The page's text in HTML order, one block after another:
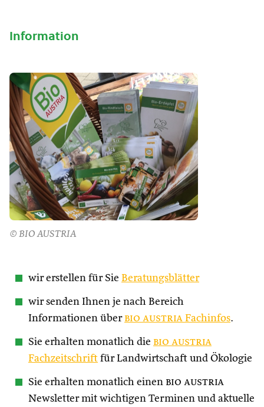
Information
© BIO AUSTRIA
wir erstellen für Sie Beratungsblätter
wir senden Ihnen je nach Bereich
Informationen über bio austria Fachinfos.
Sie erhalten monatlich die bio austria
Fachzeitschrift für Landwirtschaft und Ökologie
Sie erhalten monatlich einen bio austria
Newsletter mit wichtigen Terminen und aktuelle